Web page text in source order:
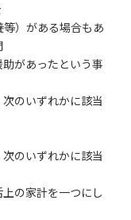
）がある場合もあ
があったという事
のいずれかに該当
のいずれかに該当
の家計を一つにし